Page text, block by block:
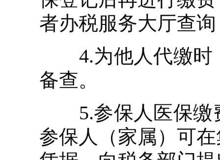
者办税服务大厅查
4.为他人代缴时
备查。
5.参保人医保缴
参保人（家属）可